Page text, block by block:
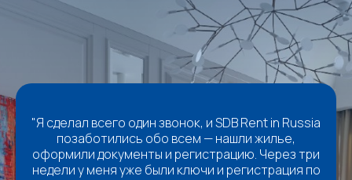
"Я сделал всего один звонок, и SDB Rent in Russia
позаботились обо всем — нашли жилье,
оформили документы и регистрацию. Через три
недели у меня уже были ключи и регистрация по